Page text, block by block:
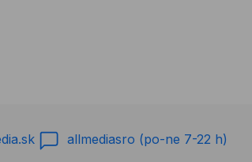
allmediasro (po-ne 7-22 h)